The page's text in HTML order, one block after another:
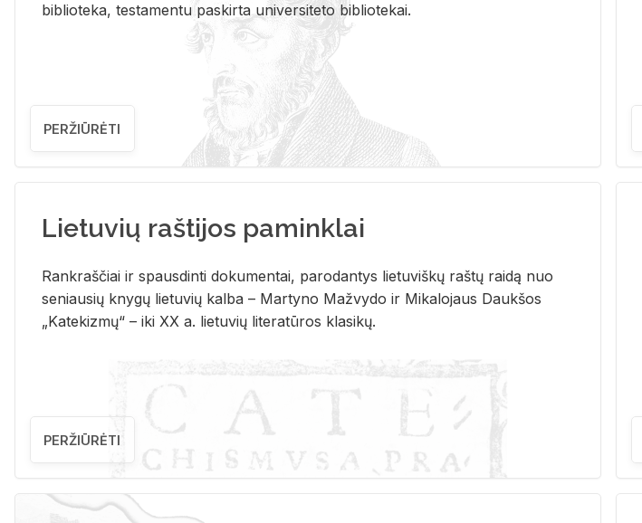
bi­b­lio­te­ka, te­sta­men­tu pa­skir­ta uni­ver­si­te­to bi­b­lio­te­kai.
PERŽIŪRĖTI
Lietuvių raštijos paminklai
Rank­raš­čiai ir spaus­din­ti do­ku­men­tai, pa­ro­dan­tys lie­tu­viš­kų raš­tų rai­dą nuo
se­niau­sių kny­gų lie­tu­vių kal­ba – Mar­ty­no Ma­žvy­do ir Mi­ka­lo­jaus Dauk­šos
„Ka­te­kiz­mų“ – iki XX a. lie­tu­vių li­te­ra­tū­ros kla­si­kų.
PERŽIŪRĖTI